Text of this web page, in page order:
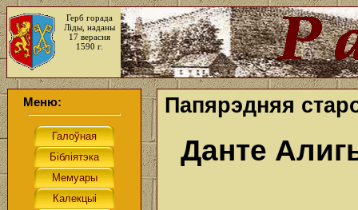
Герб горада
Ліды, наданы
17 верасня
1590 г.
Меню: Папярэдняя
Данте